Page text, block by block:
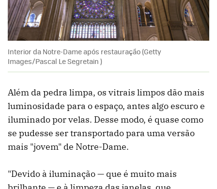
Interior da Notre-Dame após restauração (Getty
Images/Pascal Le Segretain )
Além da pedra limpa, os vitrais limpos dão mais
luminosidade para o espaço, antes algo escuro e
iluminado por velas. Desse modo, é quase como
se pudesse ser transportado para uma versão
mais "jovem" de Notre-Dame.
"Devido à iluminação — que é muito mais